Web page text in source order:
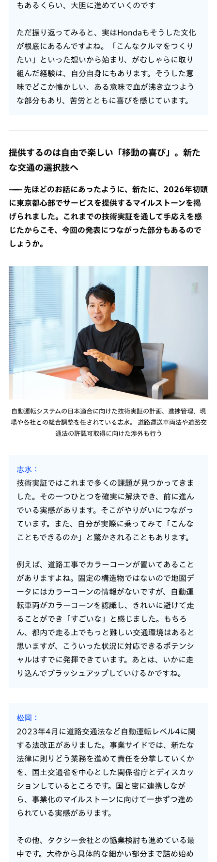
もあるくらい、大胆に進めていくのです
ただ振り返ってみると、実はHondaもそうした文化
が根底にあるんですよね。「こんなクルマをつくり
たい」といった想いから始まり、がむしゃらに取り
組んだ経験は、自分自身にもあります。そうした意
味でどこか懐かしい、ある意味で血が沸き立つよう
な部分もあり、苦労とともに喜びを感じています。
提供するのは自由で楽しい「移動の喜び」。新た
な交通の選択肢へ
先ほどのお話にあったように、新たに、2026年初頭
に東京都心部でサービスを提供するマイルストーンを掲
げられました。これまでの技術実証を通して手応えを感
じたからこそ、今回の発表につながった部分もあるので
しょうか。
自動運転システムの日本適合に向けた技術実証の計画、進捗管理、現
場や各社との総合調整を任されている志水。 道路運送車両法や道路交
通法の許認可取得に向けた渉外も行う
志水
技術実証ではこれまで多くの課題が見つかってきま
した。その一つひとつを確実に解決でき、前に進ん
でいる実感があります。そこがやりがいにつながっ
ています。また、自分が実際に乗ってみて「こんな
こともできるのか」と驚かされることもあります。
例えば、道路工事でカラーコーンが置いてあること
がありますよね。固定の構造物ではないので地図デ
ータにはカラーコーンの情報がないですが、自動運
転車両がカラーコーンを認識し、きれいに避けて走
ることができ「すごいな」と感じました。もちろ
ん、都内で走る上でもっと難しい交通環境はあると
思いますが、こういった状況に対応できるポテンシ
ャルはすでに発揮できています。あとは、いかに走
り込んでブラッシュアップしていけるかですね。
松岡
2023年4月に道路交通法など自動運転レベル4に関
する法改正がありました。事業サイドでは、新たな
法律に則りどう業務を進めて責任を分掌していくか
を、国土交通省を中心とした関係省庁とディスカッ
ションしているところです。国と密に連携しなが
ら、事業化のマイルストーンに向けて一歩ずつ進め
られている実感があります。
その他、タクシー会社との協業検討も進めている最
中です。大枠から具体的な細かい部分まで詰め始め